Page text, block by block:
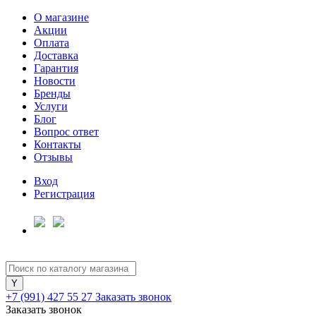
О магазине
Акции
Оплата
Доставка
Гарантия
Новости
Бренды
Услуги
Блог
Вопрос ответ
Контакты
Отзывы
Вход
Регистрация
+7 (991) 427 55 27 Заказать звонок
Заказать звонок